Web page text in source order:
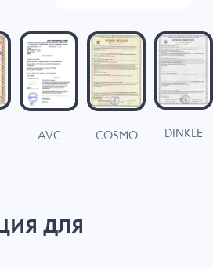
AVC COSMO DINKLE
для